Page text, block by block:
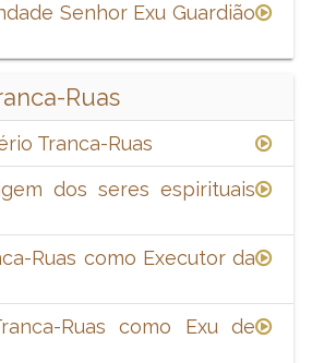
Senhor Exu Guardião
Ruas
Tranca-Ruas
dos seres espirituais
Ruas como Executor da
Ruas como Exu de